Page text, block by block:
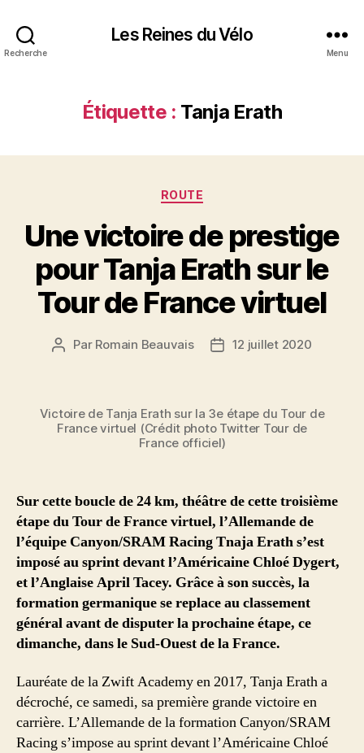
Recherche
Les Reines du Vélo
Menu
Étiquette : Tanja Erath
Catégories
ROUTE
Une victoire de prestige
pour Tanja Erath sur le
Tour de France virtuel
Auteur
Par Romain Beauvais
Date12 juillet 2020
Victoire de Tanja Erath sur la 3e étape du Tour de
France virtuel (Crédit photo Twitter Tour de
France officiel)
Sur cette boucle de 24 km, théâtre de cette troisième
étape du Tour de France virtuel, l’Allemande de
l’équipe Canyon/SRAM Racing Tnaja Erath s’est
imposé au sprint devant l’Américaine Chloé Dygert,
et l’Anglaise April Tacey. Grâce à son succès, la
formation germanique se replace au classement
général avant de disputer la prochaine étape, ce
dimanche, dans le Sud-Ouest de la France.
Lauréate de la Zwift Academy en 2017, Tanja Erath a
décroché, ce samedi, sa première grande victoire en
carrière. L’Allemande de la formation Canyon/SRAM
Racing s’impose au sprint devant l’Américaine Chloé